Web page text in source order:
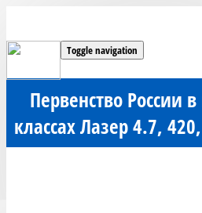
Toggle navigation
Первенство России
классах Лазер 4.7,